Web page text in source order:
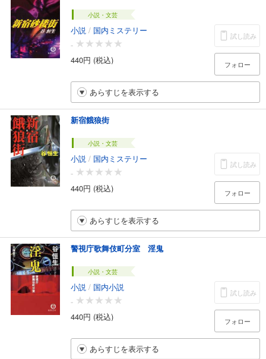
小説・文芸
小説 / 国内ミステリー
-
440円 (税込)
試し読み
フォロー
あらすじを表示する
新宿餓狼街
小説・文芸
小説 / 国内ミステリー
-
440円 (税込)
試し読み
フォロー
あらすじを表示する
警視庁歌舞伎町分室 淫鬼
小説・文芸
小説 / 国内小説
-
440円 (税込)
試し読み
フォロー
あらすじを表示する